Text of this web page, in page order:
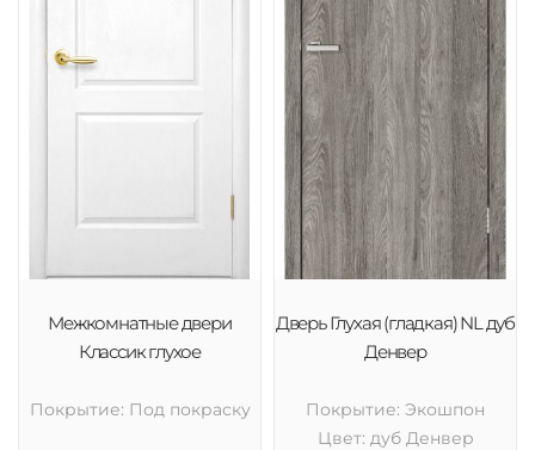
Межкомнатные двери
Классик глухое
Покрытие: Под покраску
Дверь Глухая (гладкая) NL дуб
Денвер
Покрытие: Экошпон
Цвет: дуб Денвер